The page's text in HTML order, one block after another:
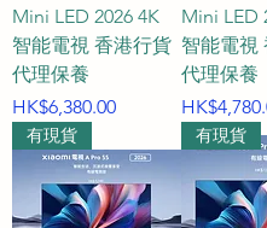
A1：不同品牌的定位與尺
契合各類生活空間，建議
用途來規劃：
實用小型空間（如睡房、
人套房）：非常適合選
43 吋的 Xiaomi 或
Mini LED 2026 4K
智能電視 香港行貨
代理保養
價格
HK$6,380.00
Mini LED
智能電視
代理保養
價格
有現貨 有現貨